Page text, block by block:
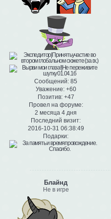
Сообщений: 85
Уважение: +60
Позитив: +47
Провел на форуме:
2 месяца 4 дня
Последний визит:
2016-10-31 06:38:49
Подарки:
Блайнд
Не в игре